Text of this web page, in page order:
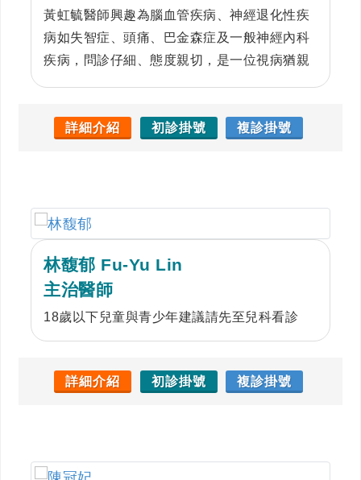
黃虹毓醫師興趣為腦血管疾病、神經退化性疾
病如失智症、頭痛、巴金森症及一般神經內科
疾病，問診仔細、態度親切，是一位視病猶親
詳細介紹 初診掛號 複診掛號
林馥郁 Fu-Yu Lin
主治醫師
18歲以下兒童與青少年建議請先至兒科看診
詳細介紹 初診掛號 複診掛號